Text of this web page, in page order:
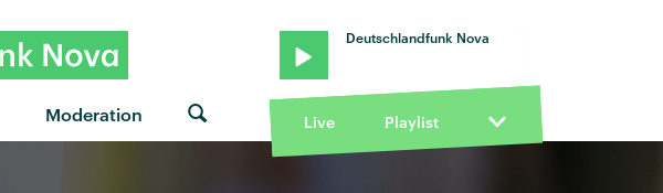
Moderation
Deutschlandfunk Nova
Live Playlist